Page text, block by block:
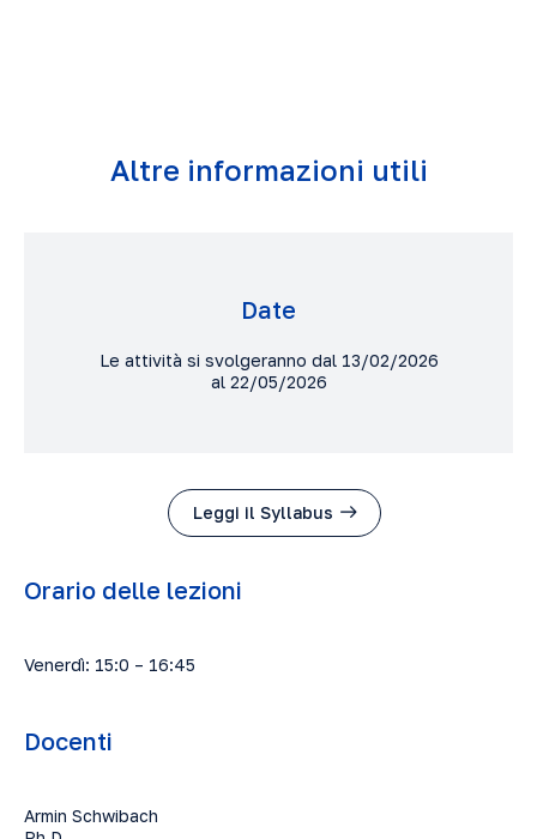
Altre informazioni utili
Date
Le attività si svolgeranno dal 13/02/2026
al 22/05/2026
Leggi il Syllabus
Orario delle lezioni
Venerdì: 15:0 – 16:45
Docenti
Armin Schwibach